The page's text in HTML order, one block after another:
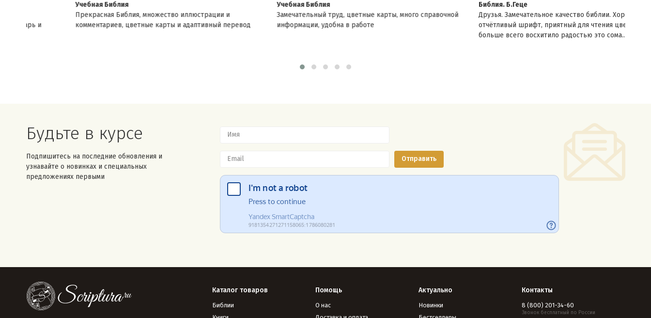
Учебная Библия
Прекрасная Библия, множество иллюстрации и
комментариев, цветные карты и адаптивный перевод
Учебная Библия
Замечательный труд, цветные карты, много справочной
информации, удобна в работе
Библия. Б.Геце
Друзья. Замечательное качество библии. Хороший
отчётливый шрифт, приятный для чтения цвет бумаги, а
больше всего восхитило радостью это сома...Еще
Будьте в курсе
Подпишитесь на последние обновления и
узнавайте о новинках и специальных
предложениях первыми
Каталог товаров
Библии
Помощь
О нас
Актуально
Новинки
Контакты
8 (800) 201-34-60
Звонок бесплатный по России